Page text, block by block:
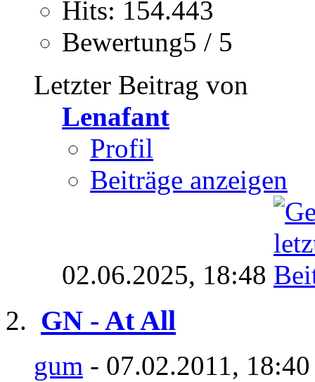
Hits: 154.443
Bewertung5 / 5
Letzter Beitrag von
Lenafant
Profil
Beiträge anzeigen
02.06.2025, 18:48
GN - At All
gum - 07.02.2011,